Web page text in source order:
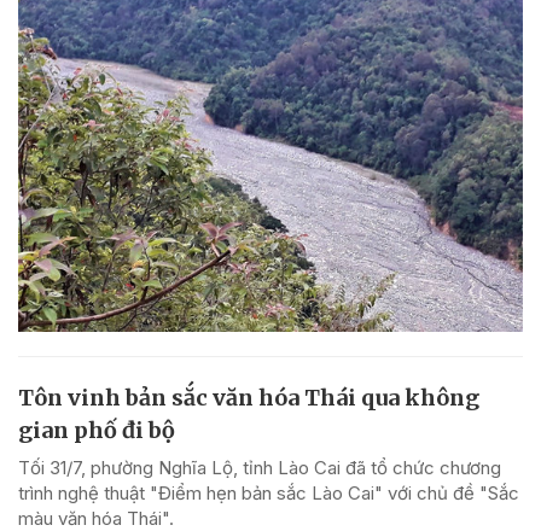
Tôn vinh bản sắc văn hóa Thái qua không
gian phố đi bộ
Tối 31/7, phường Nghĩa Lộ, tỉnh Lào Cai đã tổ chức chương
trình nghệ thuật "Điểm hẹn bản sắc Lào Cai" với chủ đề "Sắc
màu văn hóa Thái".